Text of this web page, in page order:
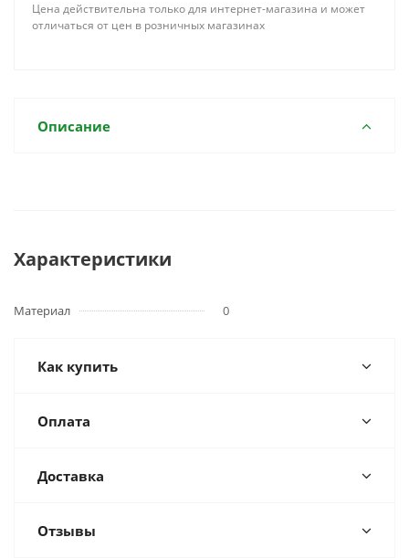
Цена действительна только для интернет-магазина и может
отличаться от цен в розничных магазинах
Описание
Характеристики
Материал 0
Как купить
Оплата
Доставка
Отзывы